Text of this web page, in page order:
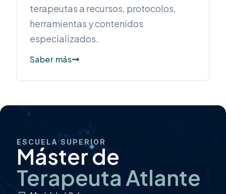
terapeutas a recursos, protocolos,
herramientas y contenidos
especializados.
Saber más
ESCUELA SUPERIOR
Máster de
Terapeuta Atlante